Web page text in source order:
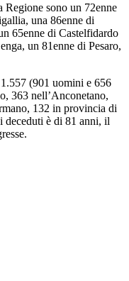
sono un 72enne
una 86enne di
65enne di Castelfidardo
un 81enne di Pesaro,
(901 uomini e 656
363 nell’Anconetano,
132 in provincia di
deceduti è di 81 anni, il